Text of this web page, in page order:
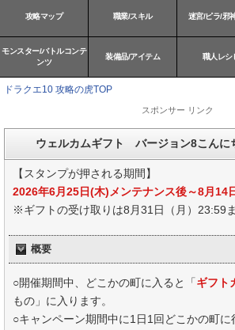
攻略マップ 職業/スキル 迷宮/ピラ/邪
モンスター/バトルコンテ
ンツ
装備品/アイテム 職人レシ
ドラクエ10 攻略の虎TOP
スポンサー リンク
ウェルカムギフト バージョン8こんに
【スタンプが押される期間】
2026年6月25日(木)メンテナンス後～8月14
※ギフトの受け取りは8月31日（月）23:59
概要
○開催期間中、どこかの町に入ると「ギフト
もの」に入ります。
○キャンペーン期間中に1日1回どこかの町に